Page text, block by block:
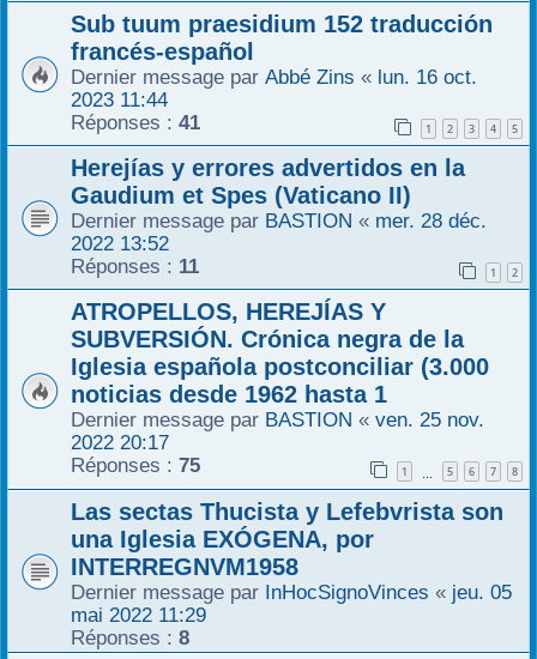
Sub tuum praesidium 152 traducción
francés-español
Dernier message par Abbé Zins « lun. 16 oct.
2023 11:44
Réponses : 41 1 2 3 4 5
Herejías y errores advertidos en la
Gaudium et Spes (Vaticano II)
Dernier message par BASTION « mer. 28 déc.
2022 13:52
Réponses : 11 1 2
ATROPELLOS, HEREJÍAS Y
SUBVERSIÓN. Crónica negra de la
Iglesia española postconciliar (3.000
noticias desde 1962 hasta 1
Dernier message par BASTION « ven. 25 nov.
2022 20:17
Réponses : 75 1 5 6 7 8
Las sectas Thucista y Lefebvrista son
una Iglesia EXÓGENA, por
INTERREGNVM1958
Dernier message par InHocSignoVinces « jeu. 05
mai 2022 11:29
Réponses : 8